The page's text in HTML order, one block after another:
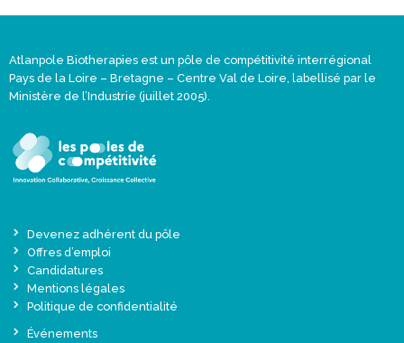
Atlanpole Biotherapies est un pôle de compétitivité interrégional
Pays de la Loire – Bretagne – Centre Val de Loire, labellisé par le
Ministère de l’Industrie (juillet 2005).
Devenez adhérent du pôle
Offres d’emploi
Candidatures
Mentions légales
Politique de confidentialité
Événements